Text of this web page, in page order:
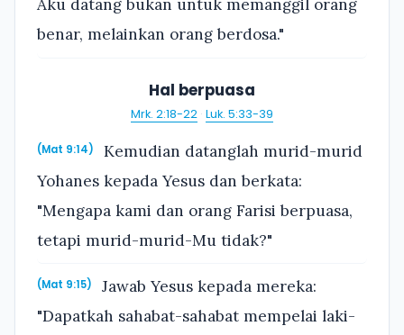
Aku datang bukan untuk memanggil orang
benar, melainkan orang berdosa."
Hal berpuasa
Mrk. 2:18-22 · Luk. 5:33-39
(Mat 9:14)
Kemudian datanglah murid-murid
Yohanes kepada Yesus dan berkata:
"Mengapa kami dan orang Farisi berpuasa,
tetapi murid-murid-Mu tidak?"
(Mat 9:15)
Jawab Yesus kepada mereka:
"Dapatkah sahabat-sahabat mempelai laki-